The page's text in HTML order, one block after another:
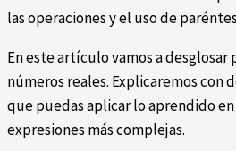
las operaciones y el uso de
En este artículo vamos a desglosar
números reales. Explicaremos con
que puedas aplicar lo aprendido
expresiones más complejas.